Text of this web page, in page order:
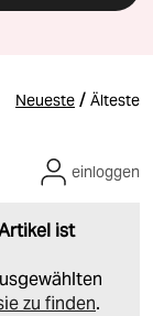
Neueste / Älteste
ist
zu finden.
einloggen